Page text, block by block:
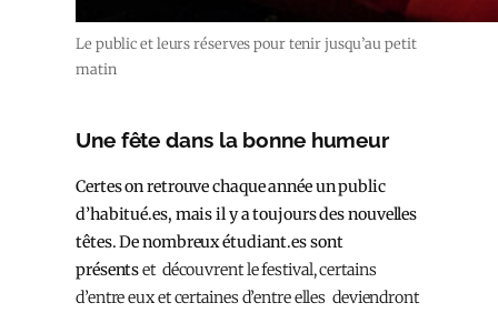
Le public et leurs réserves pour tenir jusqu’au petit
matin
Une fête dans la bonne humeur
Certes on retrouve chaque année un public
d’habitué.es, mais il y a toujours des nouvelles
têtes. De nombreux étudiant.es sont
présentset découvrent le festival, certains
d’entre eux et certaines d’entre elles deviendront